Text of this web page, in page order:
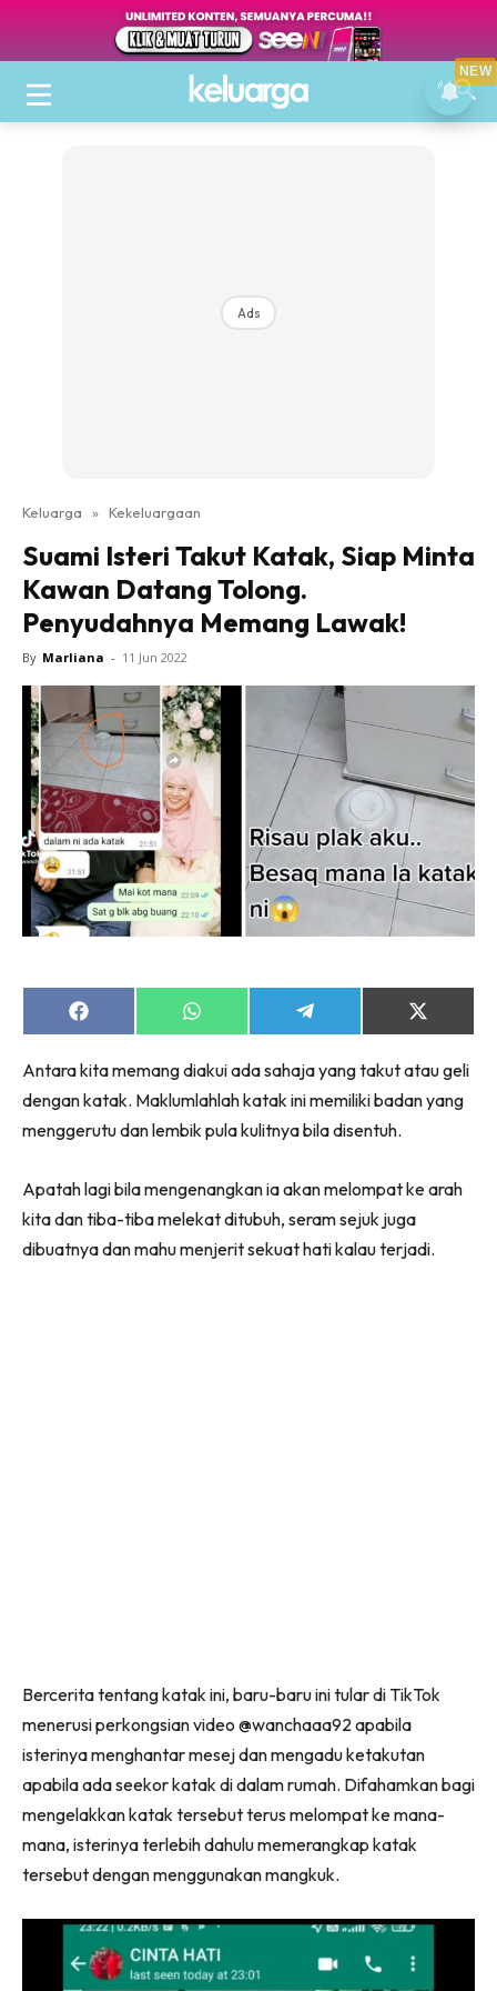
Ads
Keluarga » Kekeluargaan
Suami Isteri Takut Katak, Siap Minta
Kawan Datang Tolong.
Penyudahnya Memang Lawak!
By Marliana - 11 Jun 2022
Share
on
Share
on
Share
on
Share
on
(Twitter)
Antara kita memang diakui ada sahaja yang takut atau geli
dengan katak. Maklumlahlah katak ini memiliki badan yang
menggerutu dan lembik pula kulitnya bila disentuh.
Apatah lagi bila mengenangkan ia akan melompat ke arah
kita dan tiba-tiba melekat ditubuh, seram sejuk juga
dibuatnya dan mahu menjerit sekuat hati kalau terjadi.
Bercerita tentang katak ini, baru-baru ini tular di TikTok
menerusi perkongsian video @wanchaaa92 apabila
isterinya menghantar mesej dan mengadu ketakutan
apabila ada seekor katak di dalam rumah. Difahamkan bagi
mengelakkan katak tersebut terus melompat ke mana-
mana, isterinya terlebih dahulu memerangkap katak
tersebut dengan menggunakan mangkuk.
NEW